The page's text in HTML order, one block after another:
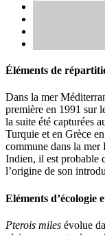
Éléments de
Dans la mer
première en 1991 sur
la suite été capturées
Turquie et en Grèce
commune dans la mer
Indien, il est probable
l’origine de son
Eléments d’écologie
Pterois miles évolue